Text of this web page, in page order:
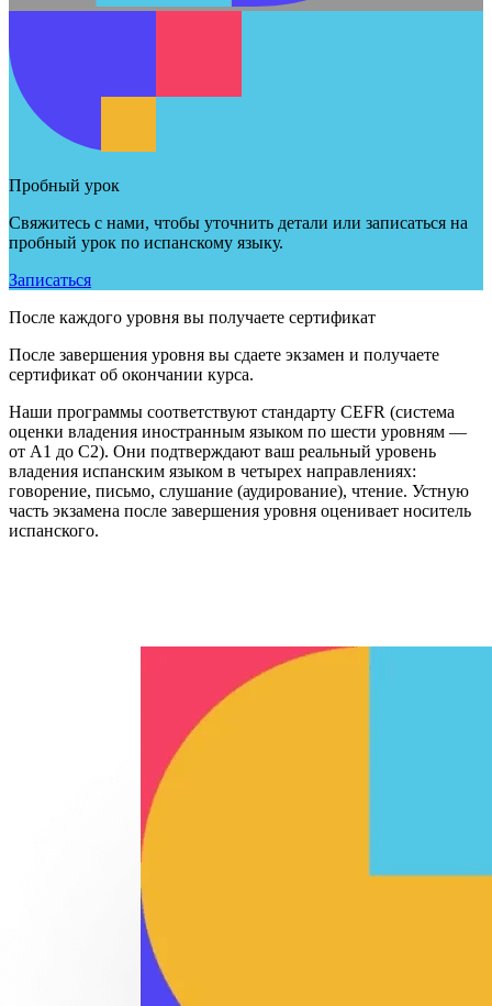
Пробный урок
Свяжитесь с нами, чтобы уточнить детали или записаться на
пробный урок по испанскому языку.
Записаться
После каждого уровня вы получаете сертификат
После завершения уровня вы сдаете экзамен и получаете
сертификат об окончании курса.
Наши программы соответствуют стандарту CEFR (система
оценки владения иностранным языком по шести уровням —
от А1 до С2). Они подтверждают ваш реальный уровень
владения испанским языком в четырех направлениях:
говорение, письмо, слушание (аудирование), чтение. Устную
часть экзамена после завершения уровня оценивает носитель
испанского.